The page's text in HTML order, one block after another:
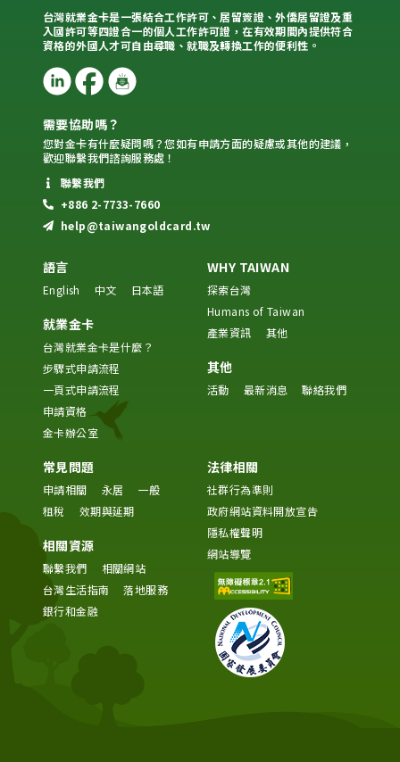
台灣就業金卡是一張結合工作許可、居留簽證、外僑居留證及重
入國許可等四證合一的個人工作許可證，在有效期間內提供符合
資格的外國人才可自由尋職、就職及轉換工作的便利性。
需要協助嗎？
您對金卡有什麼疑問嗎？您如有申請方面的疑慮或其他的建議，
歡迎聯繫我們諮詢服務處！
聯繫我們
+886 2-7733-7660
help@taiwangoldcard.tw
語言
English 中文 日本語
就業金卡
台灣就業金卡是什麼？
步驟式申請流程
一頁式申請流程
申請資格
金卡辦公室
WHY TAIWAN
探索台灣
Humans of Taiwan
產業資訊
其他
其他
活動 最新消息 聯絡我們
常見問題
申請相關 永居
一般
租稅
效期與延期
相關資源
聯繫我們
相關網站
台灣生活指南
落地服務
銀行和金融
法律相關
社群行為準則
政府網站資料開放宣告
隱私權聲明
網站導覽